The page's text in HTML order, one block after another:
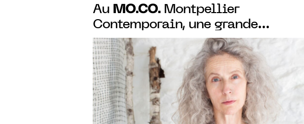
Au MO.CO.Montpellier
Contemporain, une grande
exposition monographique de Kiki
Smith pour ses 40 ans de carrière
artistique